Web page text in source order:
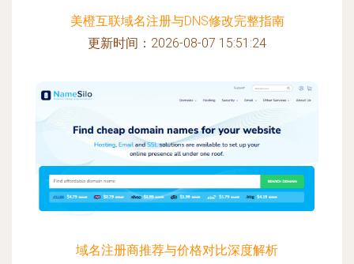
美橙互联域名注册与DNS修改完整指南
更新时间：2026-08-07 15:51:24
域名注册商推荐与价格对比深度解析